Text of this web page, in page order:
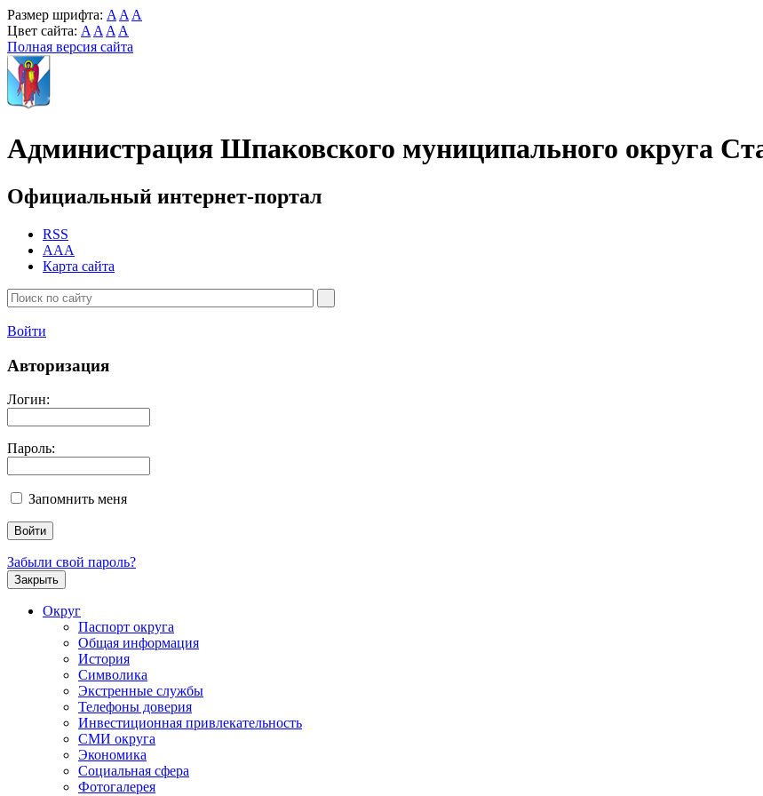
Размер шрифта: A A A
Цвет сайта: A A A A
Полная версия сайта
Администрация Шпаковского муниципального округа
Официальный интернет-портал
RSS
AAA
Карта сайта
Войти
Авторизация
Логин:
Пароль:
Запомнить меня
Забыли свой пароль?
Закрыть
Округ
Паспорт округа
Общая информация
История
Символика
Экстренные службы
Телефоны доверия
Инвестиционная привлекательность
СМИ округа
Экономика
Социальная сфера
Фотогалерея